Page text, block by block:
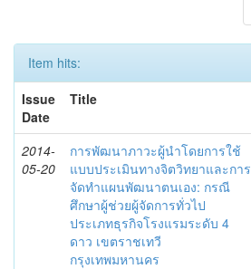
Item hits:
Issue
Date
Title
2014-
05-20
การพัฒนาภาวะผู้นำโดยการใช้
แบบประเมินทางจิตวิทยาและการ
จัดทำแผนพัฒนาตนเอง: กรณี
ศึกษาผู้ช่วยผู้จัดการทั่วไป
ประเภทธุรกิจโรงแรมระดับ 4
ดาว เขตราชเทวี
กรุงเทพมหานคร